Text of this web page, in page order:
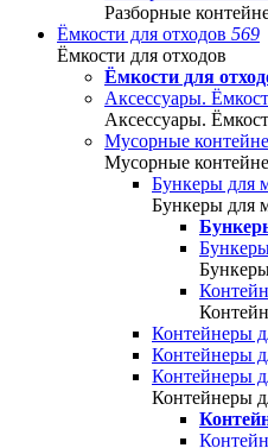
Разборные
Ёмкости для отходов 569
Ёмкости для отходов
Ёмкости для
Аксессуары.
Аксессуары.
Мусорные
Мусорные
Бункеры для
Бункеры для
Контейнеры
Контейнеры
Контейнеры
Контейнеры